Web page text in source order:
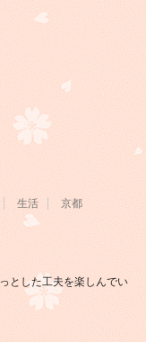
生活 京都
とした工夫を楽しんでい